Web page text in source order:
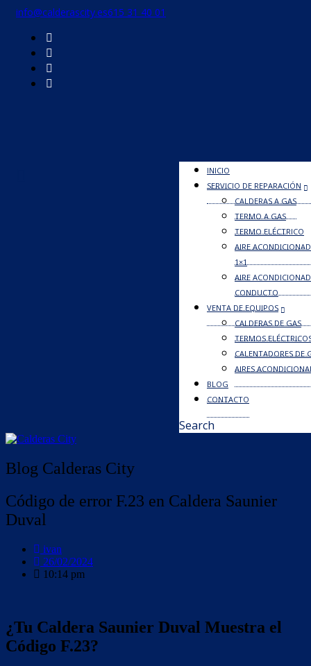
info@calderascity.es615 31 40 01
INICIO
SERVICIO DE REPARACIÓN
CALDERAS A GAS
TERMO A GAS
TERMO ELÉCTRICO
AIRE
1×1
AIRE
CONDUCTO
VENTA DE EQUIPOS
CALDERAS DE GAS
TERMOS
CALENTADORES DE
AIRES
BLOG
CONTACTO
Search
Blog Calderas City
Código de error F.23 en Caldera Saunier
Duval
ivan
26/02/2024
10:14 pm
¿Tu Caldera Saunier Duval Muestra el
Código F.23?